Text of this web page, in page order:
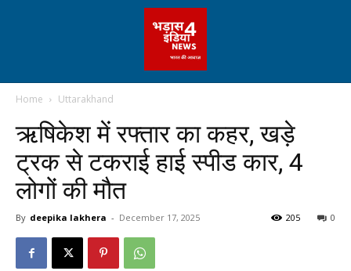
Home Uttarakhand
ऋषिकेश में रफ्तार का कहर, खड़े
ट्रक से टकराई हाई स्पीड कार, 4
लोगों की मौत
By deepika lakhera - December 17, 2025 0
205